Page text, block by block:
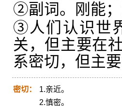
②副词。刚能
③人们认识世
关，但主要在
系密切，但主
密切：
1.亲近。
2.慎密。